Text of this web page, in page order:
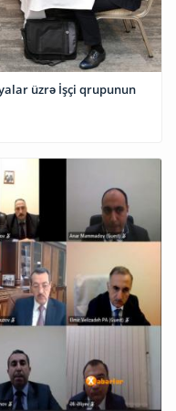
üzrə İşçi qrupunun